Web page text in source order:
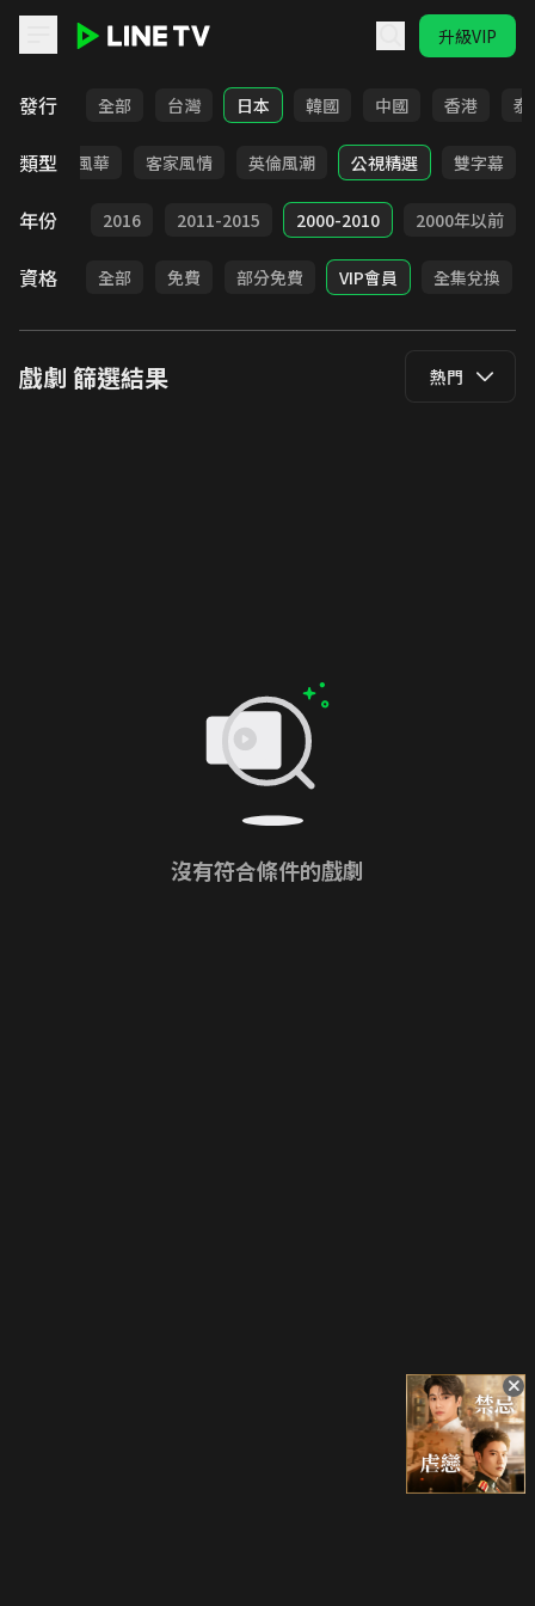
升級VIP
發行 全部 台灣 日本 韓國 中國 香港 泰
類型台語風華 客家風情 英倫風潮 公視精選 雙字幕
年份
2017 2016 2011-2015 2000-2010 2000年以前
資格 全部 免費 部分免費 VIP會員 全集兌換
戲劇 篩選結果 熱門
沒有符合條件的戲劇